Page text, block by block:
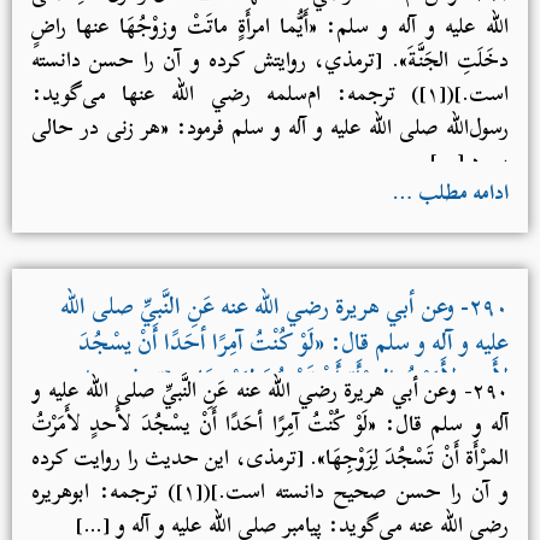
حسن دانسته است.]
الله علیه و آله و سلم: «أَيُّما امرأَةٍ ماتَتْ وزوْجُهَا عنها راضٍ
دخَلَتِ الجَنَّةَ». [ترمذي، روایتش کرده و آن را حسن دانسته
است.]([۱]) ترجمه: ام‌سلمه رضي الله عنها می‌گوید:
رسول‌الله صلی الله علیه و آله و سلم فرمود: «هر زنی در حالی
بمیرد […]
ادامه مطلب …
۲۹۰- وعن أبي هريرة رضي الله عنه عَنِ النَّبيِّ صلی الله
علیه و آله و سلم قال: «لَوْ كُنْتُ آمِرًا أحَدًا أَنْ يسْجُدَ
لأَحدٍ لأَمَرْتُ المرْأَة أَنْ تَسْجُدَ لِزَوْجِهَا». [ترمذی، این
حدیث را روایت کرده و آن را حسن صحیح دانسته
است.]
۲۹۰- وعن أبي هريرة رضي الله عنه عَنِ النَّبيِّ صلی الله علیه و
آله و سلم قال: «لَوْ كُنْتُ آمِرًا أحَدًا أَنْ يسْجُدَ لأَحدٍ لأَمَرْتُ
المرْأَة أَنْ تَسْجُدَ لِزَوْجِهَا». [ترمذی، این حدیث را روایت کرده
و آن را حسن صحیح دانسته است.]([۱]) ترجمه: ابوهریره
رضي الله عنه می‌گوید: پیامبر صلی الله علیه و آله و […]